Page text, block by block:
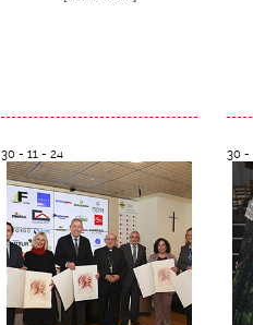
30 - 11 - 24 30 -